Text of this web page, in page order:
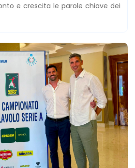
e crescita le parole chiave dei